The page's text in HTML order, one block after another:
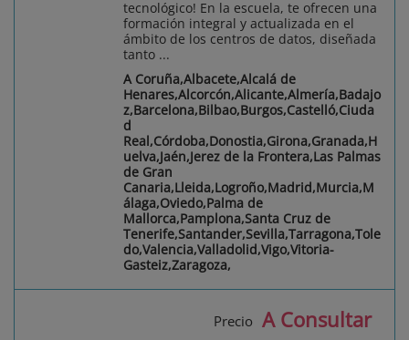
tecnológico! En la escuela, te ofrecen una
formación integral y actualizada en el
ámbito de los centros de datos, diseñada
tanto ...
A Coruña,Albacete,Alcalá de
Henares,Alcorcón,Alicante,Almería,Badajo
z,Barcelona,Bilbao,Burgos,Castelló,Ciuda
d
Real,Córdoba,Donostia,Girona,Granada,H
uelva,Jaén,Jerez de la Frontera,Las Palmas
de Gran
Canaria,Lleida,Logroño,Madrid,Murcia,M
álaga,Oviedo,Palma de
Mallorca,Pamplona,Santa Cruz de
Tenerife,Santander,Sevilla,Tarragona,Tole
do,Valencia,Valladolid,Vigo,Vitoria-
Gasteiz,Zaragoza,
Precio A Consultar